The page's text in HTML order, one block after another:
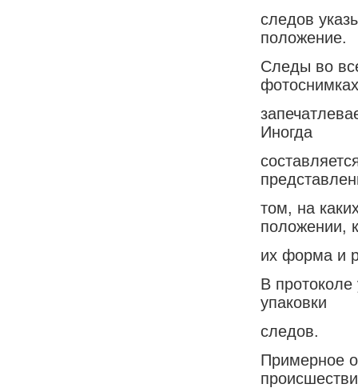
следов
положение.
Следы во
фотоснимках
Иногда
том, на
положении,
их форма и
В
упаковки
следов.
Примерное